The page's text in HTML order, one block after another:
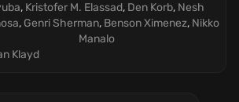
, Kristofer M. Elassad, Den Korb, Nesh
, Genri Sherman, Benson Ximenez, Nikko
Manalo
Klayd